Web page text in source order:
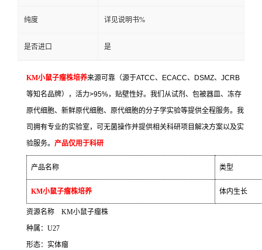
纯度 详见说明书%
是否进口 是
KM小鼠子瘤株培养来源可靠（源于ATCC、 ECACC、 DSMZ、 JCRB
等知名品牌），活力>95%，贴壁性好。我们从试剂、包被器皿、冻存
原代细胞、新鲜原代细胞、原代细胞的分子学实验等提供全程服务。我
司拥有专业的实验室，可无菌操作并提供相关科研项目解决方案以及实
验服务。 产品仅用于科研
产品名称 类型
KM小鼠子瘤株培养 体内生长
资源名称 KM小鼠子瘤株
种属： U27
形态：实体瘤